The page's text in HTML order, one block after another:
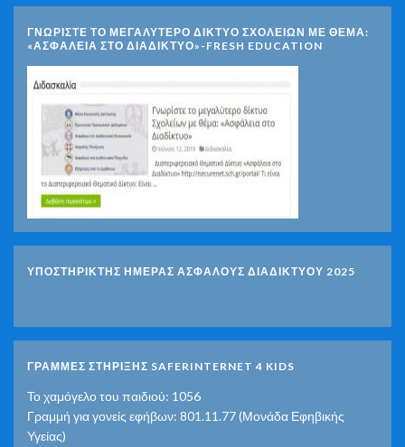
ΓΝΩΡΊΣΤΕ ΤΟ ΜΕΓΑΛΎΤΕΡΟ ΔΊΚΤΥΟ ΣΧΟΛΕΊΩΝ ΜΕ ΘΈΜΑ:
«ΑΣΦΆΛΕΙΑ ΣΤΟ ΔΙΑΔΊΚΤΥΟ»-FRESH EDUCATION
ΥΠΟΣΤΗΡΙΚΤΗΣ ΗΜΕΡΑΣ ΑΣΦΑΛΟΥΣ ΔΙΑΔΙΚΤΥΟΥ 2025
ΓΡΑΜΜΕΣ ΣΤΗΡΙΞΗΣ SAFERINTERNET 4 KIDS
Το χαμόγελο του παιδιού: 1056
Γραμμή για γονείς εφήβων: 801.11.77 (Μονάδα Εφηβικής
Υγείας)